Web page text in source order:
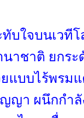
บใจบนเวทีโ
าชาติ ยกระ
แบบไร้พรม
ญา ผนึกกำลั